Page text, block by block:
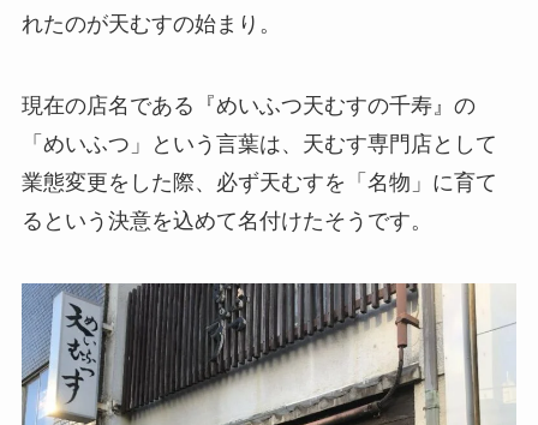
れたのが天むすの始まり。
現在の店名である『めいふつ天むすの千寿』の
「めいふつ」という言葉は、天むす専門店として
業態変更をした際、必ず天むすを「名物」に育て
るという決意を込めて名付けたそうです。